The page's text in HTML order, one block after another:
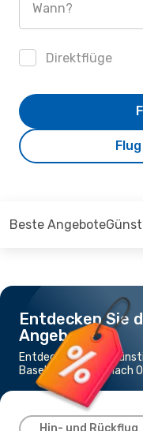
Wann?
Direktflüge
Beste Angebote
Entdecken Sie
Angebote
Entdecken Sie die
Basel-Mülhausen nach
Hin- und Rückflug